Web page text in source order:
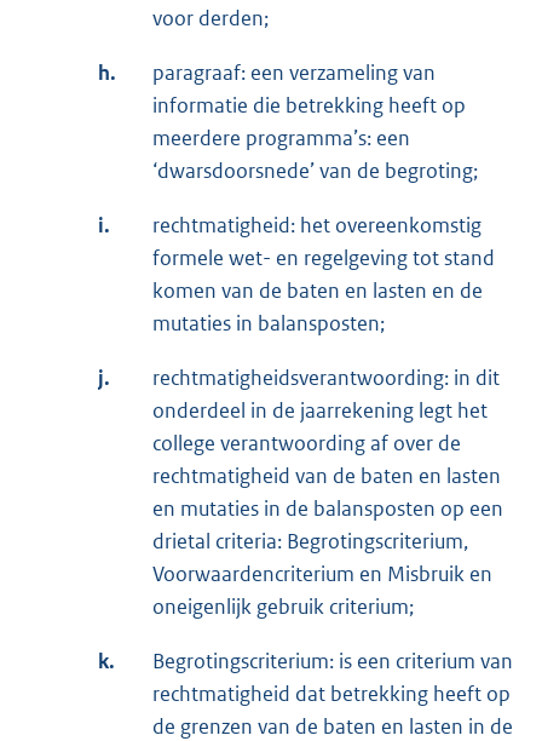
voor derden;
h.
paragraaf: een verzameling van
informatie die betrekking heeft op
meerdere programma’s: een
‘dwarsdoorsnede’ van de begroting;
i.
rechtmatigheid: het overeenkomstig
formele wet- en regelgeving tot stand
komen van de baten en lasten en de
mutaties in balansposten;
j.
rechtmatigheidsverantwoording: in dit
onderdeel in de jaarrekening legt het
college verantwoording af over de
rechtmatigheid van de baten en lasten
en mutaties in de balansposten op een
drietal criteria: Begrotingscriterium,
Voorwaardencriterium en Misbruik en
oneigenlijk gebruik criterium;
k.
Begrotingscriterium: is een criterium van
rechtmatigheid dat betrekking heeft op
de grenzen van de baten en lasten in de